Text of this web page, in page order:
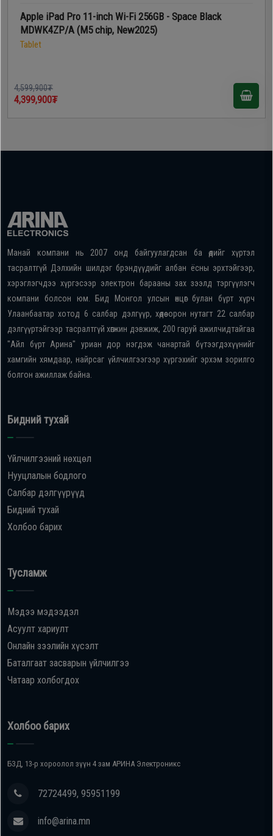
Apple iPad Pro 11-inch Wi-Fi 256GB - Space Black
MDWK4ZP/A (M5 chip, New2025)
Tablet
4,599,900₮
4,399,900₮
Манай компани нь 2007 онд байгуулагдсан ба өдийг хүртэл
тасралтгүй Дэлхийн шилдэг брэндүүдийг албан ёсны эрхтэйгээр,
хэрэглэгчдээ хүргэсээр электрон барааны зах зээлд тэргүүлэгч
компани болсон юм. Бид Монгол улсын өнцөг булан бүрт хүрч
Улаанбаатар хотод 6 салбар дэлгүүр, хөдөө орон нутагт 22 салбар
дэлгүүртэйгээр тасралтгүй хөгжин дэвжиж, 200 гаруй ажилчидтайгаа
"Айл бүрт Арина" уриан дор нэгдэж чанартай бүтээгдэхүүнийг
хамгийн хямдаар, найрсаг үйлчилгээгээр хүргэхийг эрхэм зорилго
болгон ажиллаж байна.
Бидний тухай
Үйлчилгээний нөхцөл
Нууцлалын бодлого
Салбар дэлгүүрүүд
Бидний тухай
Холбоо барих
Тусламж
Мэдээ мэдээдэл
Асуулт хариулт
Онлайн зээлийн хүсэлт
Баталгаат засварын үйлчилгээ
Чатаар холбогдох
Холбоо барих
БЗД, 13-р хороолол зүүн 4 зам АРИНА Электроникс
72724499, 95951199
info@arina.mn